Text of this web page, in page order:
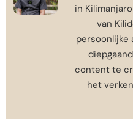
in
van
persoonlijke
content te
het